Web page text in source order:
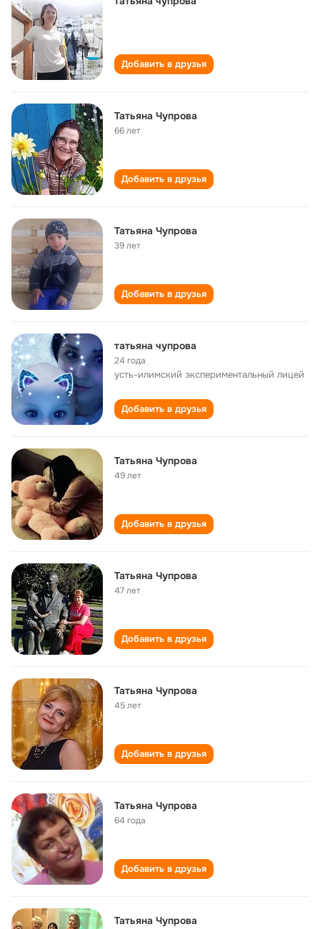
Добавить в друзья
Татьяна Чупрова
66 лет
Добавить в друзья
Татьяна Чупрова
39 лет
Добавить в друзья
татьяна чупрова
24 года
усть-илимский экспериментальный лицей
Добавить в друзья
Татьяна Чупрова
49 лет
Добавить в друзья
Татьяна Чупрова
47 лет
Добавить в друзья
Татьяна Чупрова
45 лет
Добавить в друзья
Татьяна Чупрова
64 года
Добавить в друзья
Татьяна Чупрова